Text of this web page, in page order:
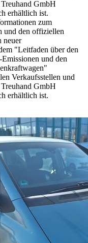
GmbH
erhältlich ist.
zum
und den offiziellen
neuer
"Leitfaden über den
und den
Verkaufsstellen und
GmbH
erhältlich ist.